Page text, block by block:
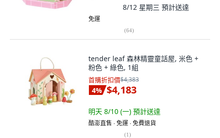
8/12 星期三 預計送達
免運
(64)
tender leaf 森林精靈童話屋, 米色 +
粉色 + 綠色, 1組
首購折扣價$4,383
4% $4,183
明天 8/10 (一) 預計送達
酷澎直售 ∙ 免運 ∙ 免費退貨
(1)